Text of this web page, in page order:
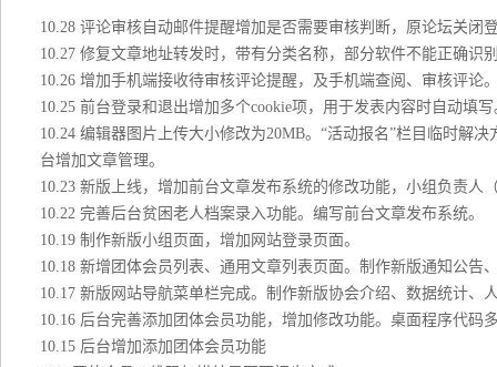
10.28 评论审核自动邮件提醒增加是否需要审核判断，原论坛关闭
10.27 修复文章地址转发时，带有分类名称，部分软件不能正确识
10.26 增加手机端接收待审核评论提醒，及手机端查阅、审核评论
10.25 前台登录和退出增加多个cookie项，用于发表内容时自动填
10.24 编辑器图片上传大小修改为20MB。“活动报名”栏目临时解
台增加文章管理。
10.23 新版上线，增加前台文章发布系统的修改功能，小组负责人
10.22 完善后台贫困老人档案录入功能。编写前台文章发布系统。
10.19 制作新版小组页面，增加网站登录页面。
10.18 新增团体会员列表、通用文章列表页面。制作新版通知公
10.17 新版网站导航菜单栏完成。制作新版协会介绍、数据统计
10.16 后台完善添加团体会员功能，增加修改功能。桌面程序代码
10.15 后台增加添加团体会员功能